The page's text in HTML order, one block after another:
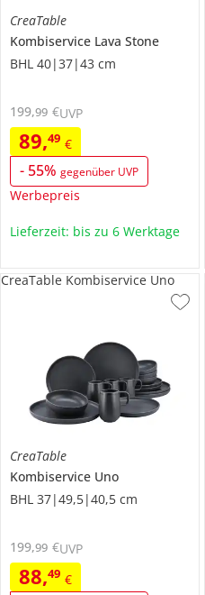
CreaTable
Kombiservice Lava Stone
BHL 40|37|43 cm
89,49 €
- 55% gegenüber UVP
Werbepreis
199,99 €UVP
Lieferzeit: bis zu 6 Werktage
CreaTable
Kombiservice Uno
BHL 37|49,5|40,5 cm
88,49 €
199,99 €UVP
CreaTable Kombiservice Uno